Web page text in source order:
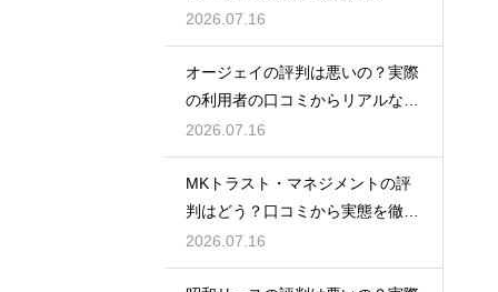
2026.07.16
オージェイの評判は悪いの？実際
の利用者の口コミからリアルな実
態検証
2026.07.16
MKトラスト・マネジメントの評
判はどう？口コミから実態を徹底
検証！
2026.07.16